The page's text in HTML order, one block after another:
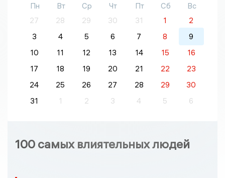
Пн Вт Ср Чт Пт Сб
Вс
27
28 29 30 31 1
2
3
4 5 6 7 8
9
10
11 12 13 14 15
16
17
18 19 20 21 22
23
24
25 26 27 28 29
30
31
1 2 3 4 5 6
100 самых влиятельных людей